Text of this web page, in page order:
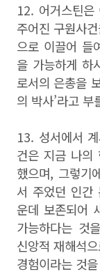
12. 어거스틴은
주어진 구원사
으로 이끌어 들
을 가능하게 하
로서의 은총을
의 박사’라고
13. 성서에서
건은 지금 나의
했으며, 그렇기
서 주었던 인간
운데 보존되어
가능하다는 것
신앙적 재해석
경험이라는 것